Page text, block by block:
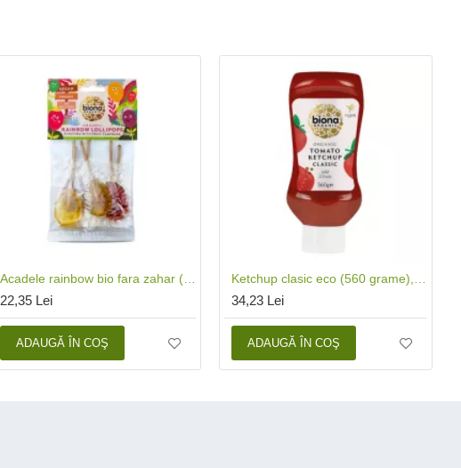
22,35 Lei
ADAUGĂ ÎN COŞ
34,23 Lei
ADAUGĂ ÎN COŞ